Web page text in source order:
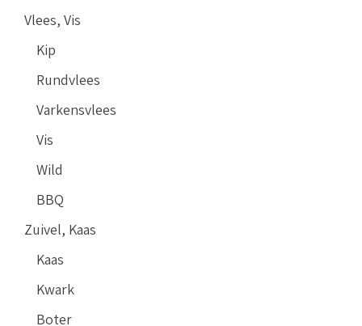
Vlees, Vis
Kip
Rundvlees
Varkensvlees
Vis
Wild
BBQ
Zuivel, Kaas
Kaas
Kwark
Boter